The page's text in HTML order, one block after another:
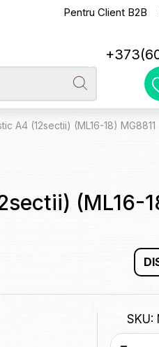
Pentru Client B2B
A4 (12sectii) (ML16-18) MG8811
(ML16-
SKU: